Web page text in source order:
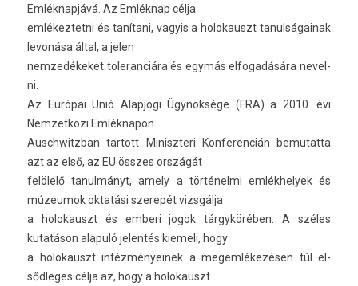
Emléknapjává. Az Emléknap célja
em­lékez­tetni és tanítani, vagyis a holokauszt tanul­ságainak
levonása által, a jelen
nem­zedékeket toleran­ciára és egymás el­fogadására nevel­
ni.
Az Európai Unió Al­ap­jogi Ügynöksége (FRA) a 2010. évi
Nem­zetközi Em­lék­napon
Auschwitzban tar­tott Miniszteri Kon­feren­cián be­mutat­ta
azt az első, az EU összes országát
felölelő tanul­mányt, amely a történelmi em­lék­helyek és
múzeumok oktatási szerepét vizsgálja
a holokauszt és em­beri jogok tárgykörében. A széles
kutatáson al­apuló jelen­tés kiemeli, hogy
a holokauszt in­téz­ményeinek a megem­lékezés­en túl el­
sődleges célja az, hogy a holokauszt